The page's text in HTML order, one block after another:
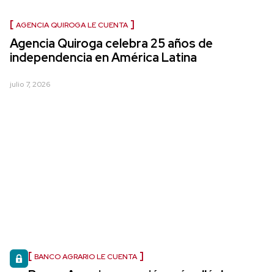
AGENCIA QUIROGA LE CUENTA
Agencia Quiroga celebra 25 años de
independencia en América Latina
julio 7, 2026
BANCO AGRARIO LE CUENTA